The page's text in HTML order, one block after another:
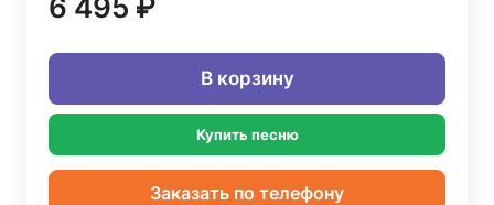
6 495 ₽
В корзину
Купить песню
Заказать по телефону